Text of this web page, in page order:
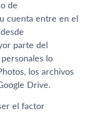
de
cuenta entre en el
parte del
lo
los archivos
Drive.
el factor